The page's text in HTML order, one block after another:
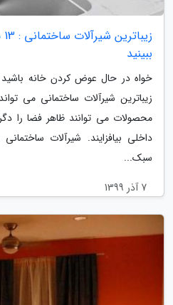
ببینید
خواه در حال عوض کردن خانه باشید
زیباترین شیرآلات ساختمانی می
محصولات می توانند ظاهر فضا را
داخلی بیافزایند. شیرآلات
سبک...
7 آذر 1399